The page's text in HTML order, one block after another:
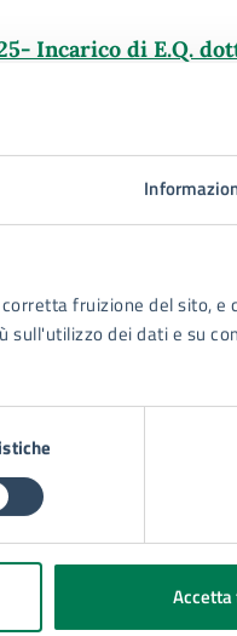
fruizione del sito, e
sull'utilizzo dei dati e su
Incarico di E.Q.
delle informazioni